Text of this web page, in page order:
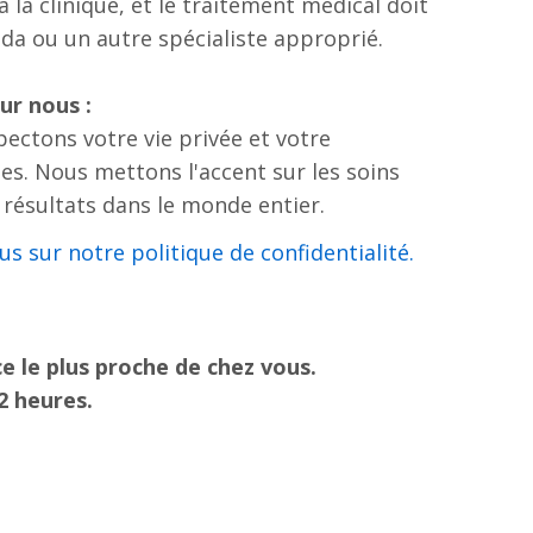
ou un autre spécialiste approprié.
nous :
votre vie privée et votre
Nous mettons l'accent sur les soins
dans le monde entier.
.Cliquez ici pour en savoir plus sur notre politique de confidentialité
le plus proche de chez vous.
heures.